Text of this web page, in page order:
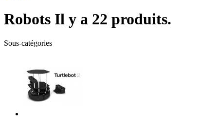
Robots Il y a 22 produits.
Sous-catégories